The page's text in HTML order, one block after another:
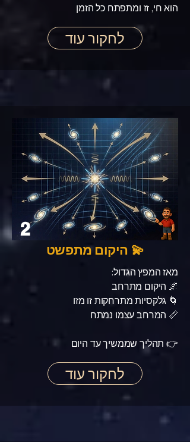
הוא חי, זז ומתפתח כל הזמן
לחקור עוד
2
💫 היקום מתפשט
מאז המפץ הגדול:
🌌 היקום מתרחב
🌀 גלקסיות מתרחקות זו מזו
📏 המרחב עצמו נמתח
👉 תהליך שממשיך עד היום
לחקור עוד